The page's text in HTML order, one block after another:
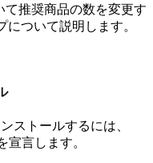
て推奨商品の数を変更す
ついて説明します。
ストールするには、
宣言します。